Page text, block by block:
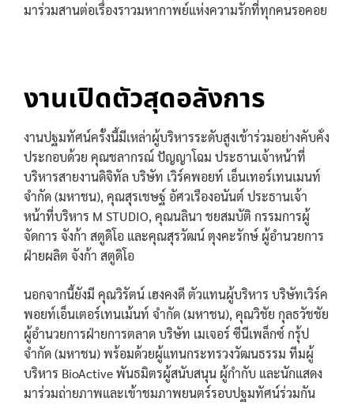
มาร่วมสานต่อเรื่องราวมหากาพย์แห่งความรักที่ทุกคนรอคอย
งานเปิดตัวสุดอลังการ
งานปฐมทัศน์ครั้งนี้มีเหล่าผู้บริหารระดับสูงเข้าร่วมอย่างคับคั่ง
ประกอบด้วย คุณชลากรณ์ ปัญญาโฉม ประธานเจ้าหน้าที่
บริหารสายงานดิจิทัล บริษัท เวิร์คพอยท์ เอ็นเทอร์เทนเมนท์
จำกัด (มหาชน), คุณสุรเชษฐ์ อัศวเรืองอนันต์ ประธานเจ้า
หน้าที่บริหาร M STUDIO, คุณนลินา ชยสมบัติ กรรมการผู้
จัดการ จังก้า สตูดิโอ และคุณสุรวัฒน์ ตุงคะรักษ์ ผู้อำนวยการ
ฝ่ายผลิต จังก้า สตูดิโอ
นอกจากนี้ยังมี คุณวิรัตน์ เฮงคงดี ตัวแทนผู้บริหาร บริษัทเวิร์ค
พอยท์เอ็นเตอร์เทนเม้นท์ จำกัด (มหาชน), คุณวิชัย กุลธวัชชัย
ผู้อำนวยการฝ่ายการตลาด บริษัท เมเจอร์ ซีนีเพล็กซ์ กรุ้ป
จำกัด (มหาชน) พร้อมด้วยผู้แทนกระทรวงวัฒนธรรม ทีมผู้
บริหาร BioActive พันธมิตรผู้สนับสนุน ผู้กำกับ และนักแสดง
มาร่วมถ่ายภาพและเข้าชมภาพยนตร์รอบปฐมทัศน์ร่วมกัน